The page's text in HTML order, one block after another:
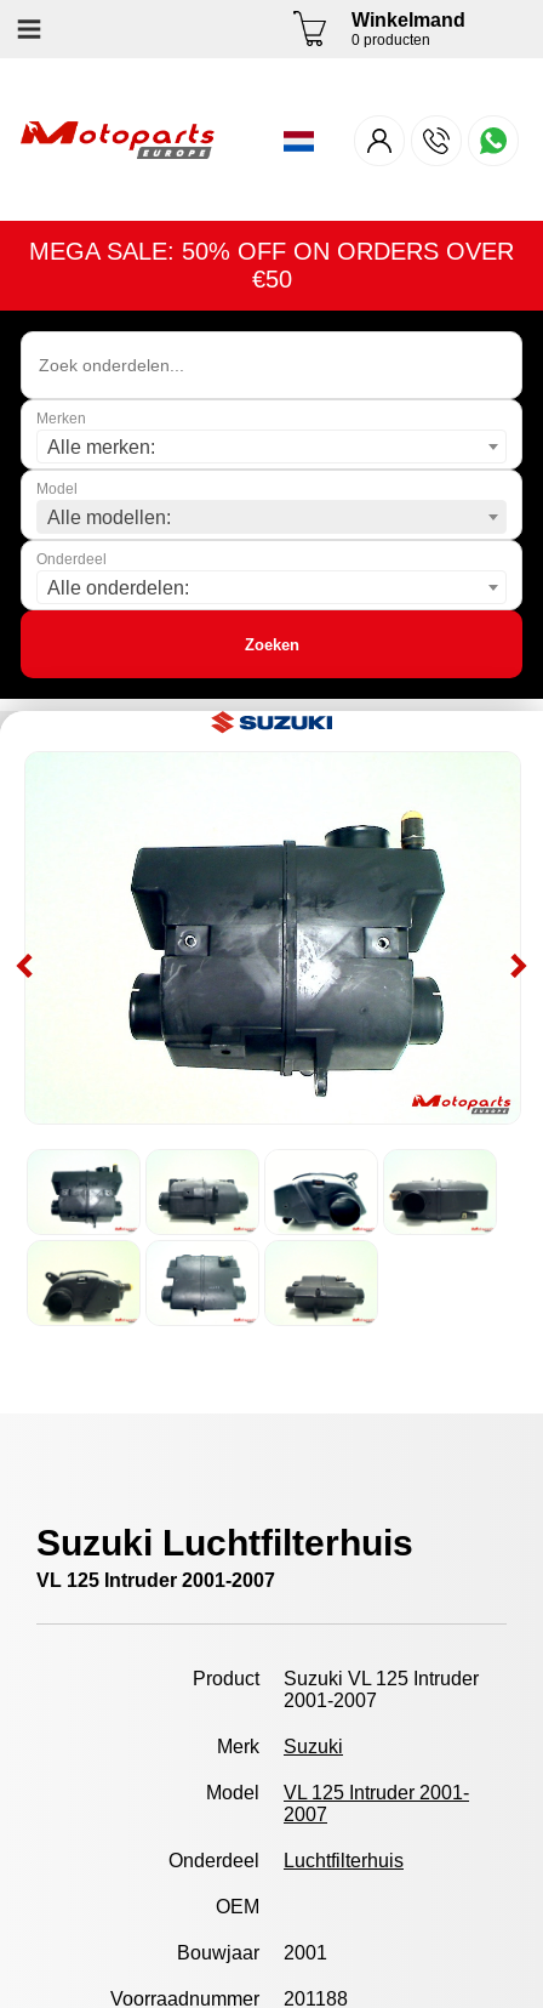
Winkelmand
0 producten
MEGA SALE: 50% OFF ON ORDERS OVER
€50
Merken
Alle merken:
Model
Alle modellen:
Onderdeel
Alle onderdelen:
Zoeken
Suzuki Luchtfilterhuis
VL 125 Intruder 2001-2007
Product
Suzuki VL 125 Intruder
2001-2007
Merk Suzuki
Model
VL 125 Intruder 2001-
2007
Onderdeel Luchtfilterhuis
OEM
Bouwjaar 2001
Voorraadnummer 201188